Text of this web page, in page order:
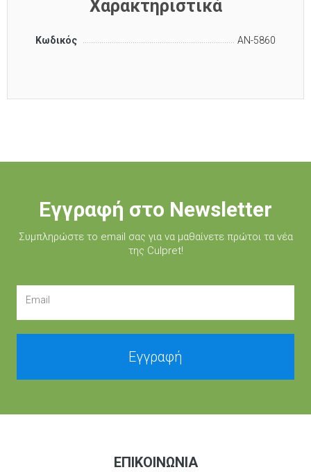
Χαρακτηριστικά
Κωδικός AN-5860
Εγγραφή στο Newsletter
Συμπληρώστε τo email σας για να μαθαίνετε πρώτοι τα νέα
της Culpret!
Email
Εγγραφή
ΕΠΙΚΟΙΝΩΝΊΑ